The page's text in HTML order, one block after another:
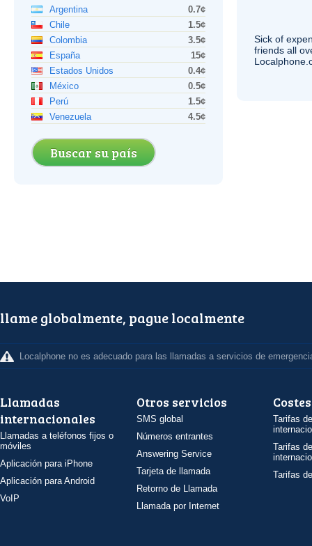
Argentina
0.7¢
Chile
1.5¢
Colombia
3.5¢
España
15¢
Estados Unidos
0.4¢
México
0.5¢
Perú
1.5¢
Venezuela
4.5¢
Buscar su país
Sick of
friends all
llame globalmente, pague localmente
Localphone no es adecuado para las llamadas a servicios de
Llamadas
internacionales
Llamadas a teléfonos fijos o
móviles
Aplicación para iPhone
Aplicación para Android
VoIP
Otros servicios
SMS global
Números entrantes
Answering Service
Tarjeta de llamada
Retorno de Llamada
Llamada por Internet
Costes
Tarifas
Tarifas
Tarifas